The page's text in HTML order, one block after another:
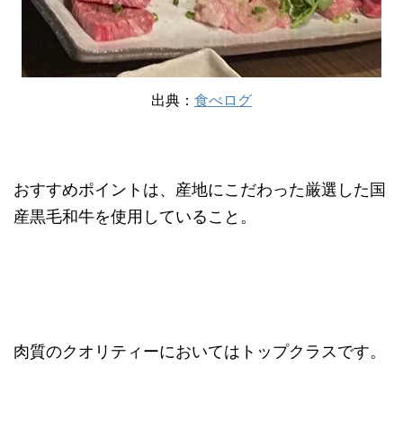
出典： 食べログ
おすすめポイントは、産地にこだわった厳選した国
産黒毛和牛を使用していること。
肉質のクオリティーにおいてはトップクラスです。